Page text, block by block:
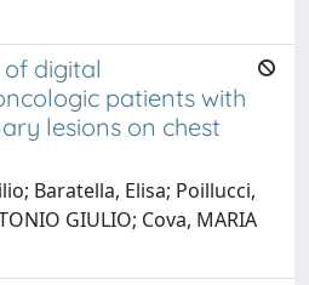
digital
patients with
lesions on chest
Baratella, Elisa; Poillucci,
GIULIO; Cova, MARIA